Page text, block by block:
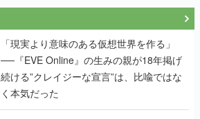
「現実より意味のある仮想世界を作る」
──『EVE Online』の生みの親が18年掲げ
続ける”クレイジーな宣言”は、比喩ではな
く本気だった